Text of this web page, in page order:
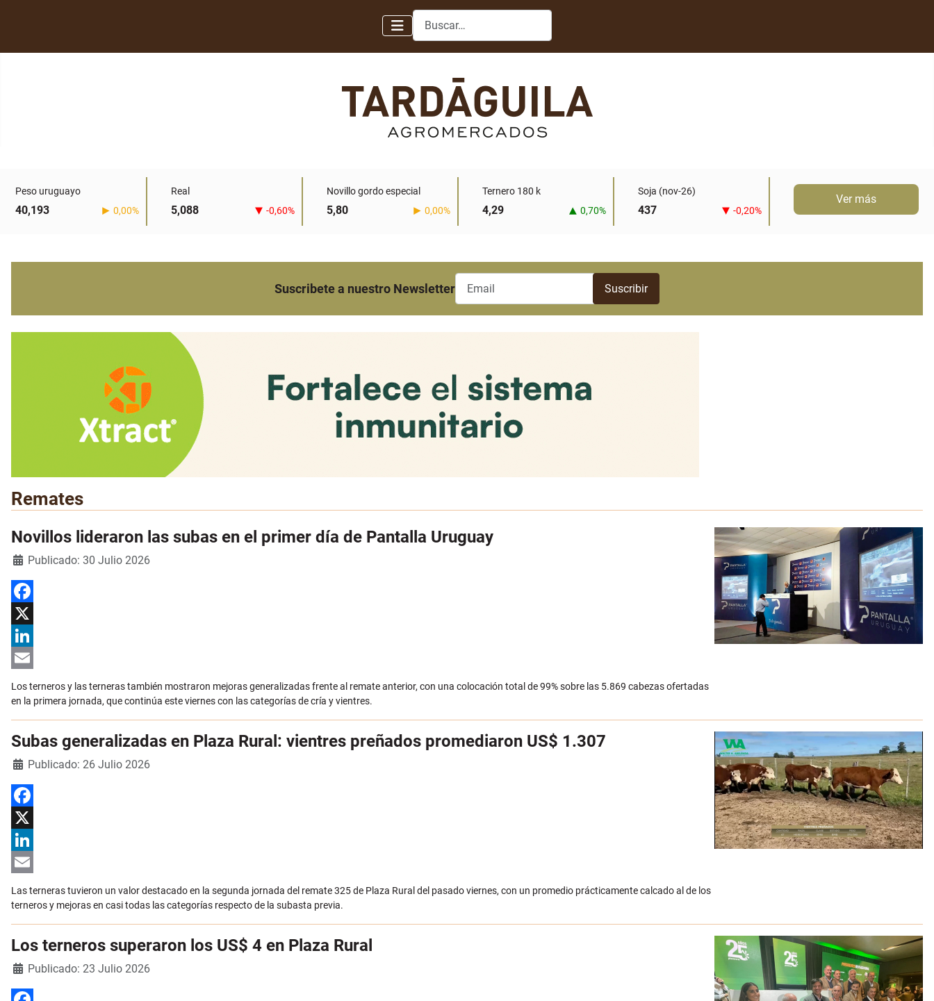
Buscar
Peso uruguayo
40,193 0,00%
Real
5,088 -0,60%
Novillo gordo especial
5,80 0,00%
Ternero 180 k
4,29 0,70%
Soja (nov-26)
437 -0,20%
Ver más
Suscribete a nuestro Newsletter
Remates
Novillos lideraron las subas en el primer día de Pantalla Uruguay
DetallesPublicado: 30 Julio 2026
Facebook
X
LinkedIn
Los terneros y las terneras también mostraron mejoras generalizadas frente al remate anterior, con una colocación total de 99% sobre las 5.869 cabezas ofertadas
en la primera jornada, que continúa este viernes con las categorías de cría y vientres.
Subas generalizadas en Plaza Rural: vientres preñados promediaron US$ 1.307
DetallesPublicado: 26 Julio 2026
Facebook
X
LinkedIn
Las terneras tuvieron un valor destacado en la segunda jornada del remate 325 de Plaza Rural del pasado viernes, con un promedio prácticamente calcado al de los
terneros y mejoras en casi todas las categorías respecto de la subasta previa.
Los terneros superaron los US$ 4 en Plaza Rural
DetallesPublicado: 23 Julio 2026